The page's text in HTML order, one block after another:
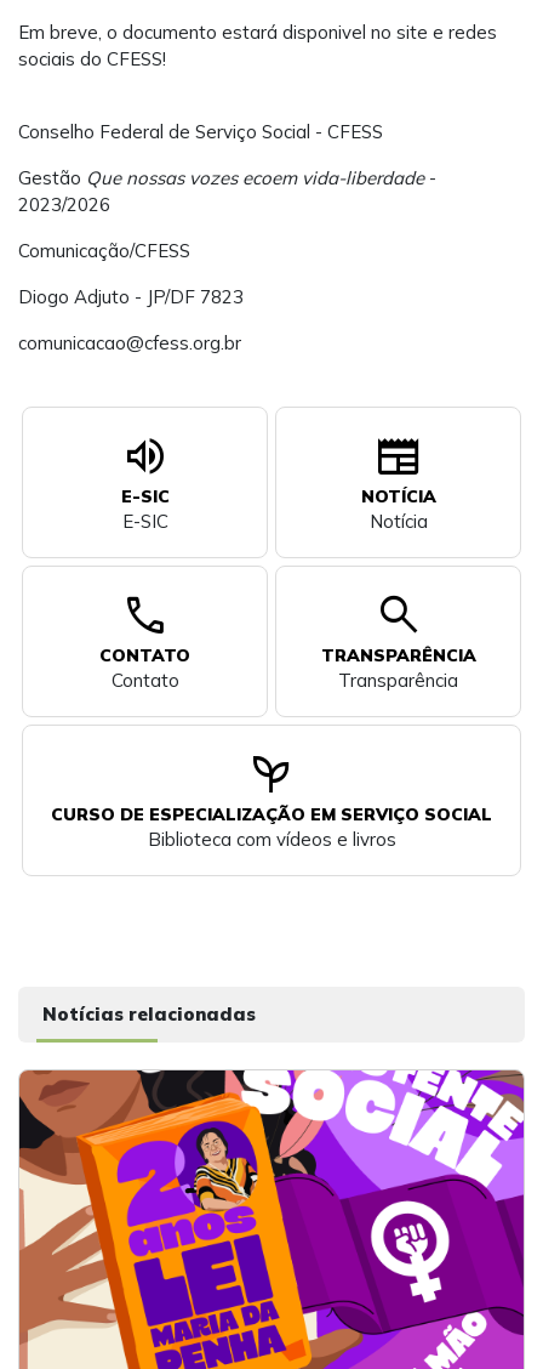
Em breve, o documento estará disponivel no site e redes
sociais do CFESS!
Conselho Federal de Serviço Social - CFESS
Gestão Que nossas vozes ecoem vida-liberdade-
2023/2026
Comunicação/CFESS
Diogo Adjuto - JP/DF 7823
comunicacao@cfess.org.br
volume_up
E-SIC
E-SIC
newspaper
NOTÍCIA
Notícia
call
CONTATO
Contato
search
TRANSPARÊNCIA
Transparência
psychiatry
CURSO DE ESPECIALIZAÇÃO EM SERVIÇO SOCIAL
Biblioteca com vídeos e livros
Notícias relacionadas